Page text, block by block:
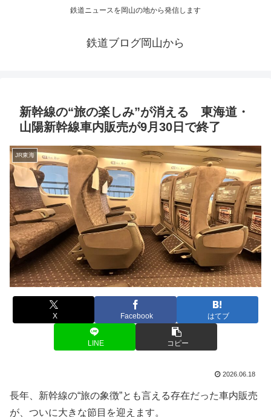
鉄道ニュースを岡山の地から発信します
鉄道ブログ岡山から
新幹線の“旅の楽しみ”が消える 東海道・
山陽新幹線車内販売が9月30日で終了
JR東海
X Facebook はてブ
LINE コピー
2026.06.18
長年、新幹線の“旅の象徴”とも言える存在だった車内販売
が、ついに大きな節目を迎えます。